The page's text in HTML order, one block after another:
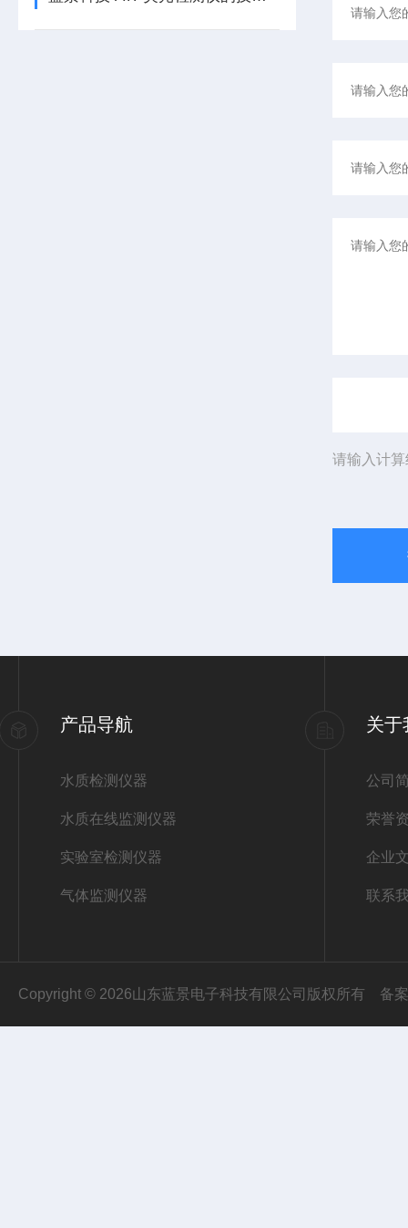
请输入计
产品导航
水质检测仪器
水质在线监测仪器
实验室检测仪器
气体监测仪器
关于
公司
荣誉
企业
联系
Copyright © 2026山东蓝景电子科技有限公司版权所有 备